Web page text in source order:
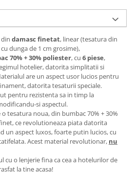
damasc finetat, linear (tesatura din
dunga de 1 cm grosime),
70% + 30% poliester, cu 6 piese,
hotelier, datorita simplitatii si
are un aspect usor lucios pentru
datorita tesaturii speciale.
pentru rezistenta sa in timp la
si aspectul.
tesatura noua, din bumbac 70% + 30%
ce revolutioneaza piata datorita
un aspect luxos, foarte putin lucios, cu
Acest material revolutionar, nu
cu o lenjerie fina ca cea a hotelurilor de
la tine acasa!